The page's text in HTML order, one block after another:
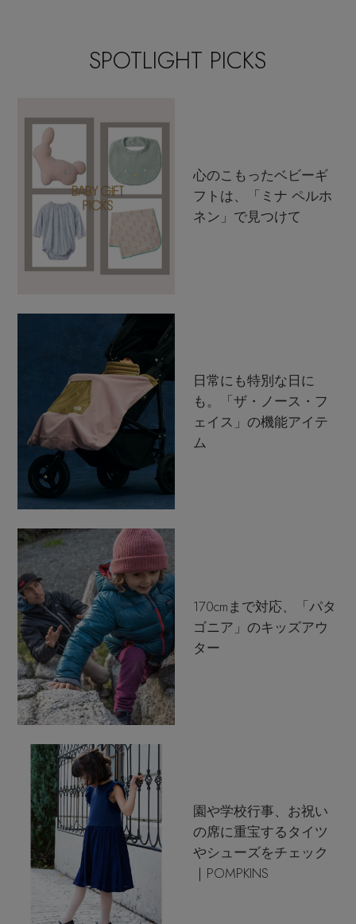
SPOTLIGHT PICKS
心のこもったベビーギ
フトは、「ミナ ペルホ
ネン」で見つけて
日常にも特別な日に
も。「ザ・ノース・フ
ェイス」の機能アイテ
ム
170cmまで対応、「パタ
ゴニア」のキッズアウ
ター
園や学校行事、お祝い
の席に重宝するタイツ
やシューズをチェック
｜POMPKINS